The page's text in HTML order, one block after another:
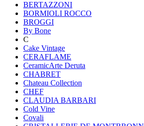
BERTAZZONI
BORMIOLI ROCCO
BROGGI
By Bone
C
Cake Vintage
CERAFLAME
CeramicArte Deruta
CHABRET
Chateau Collection
CHEF
CLAUDIA BARBARI
Cold Vine
Covali